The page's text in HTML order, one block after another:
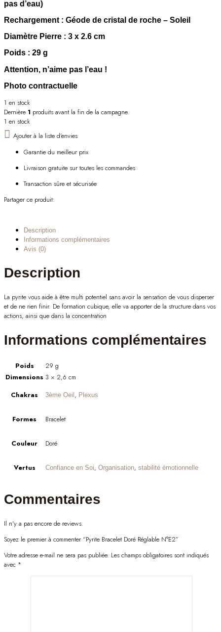
pas d’eau)
Rechargement : Géode de cristal de roche – Soleil
Diamètre Pierre : 3 x 2.6 cm
Poids : 29 g
Attention, n’aime pas l’eau !
Photo contractuelle
1 en stock
Dernière 1 produits avant la fin de la campagne.
1 en stock
Ajouter à la liste d'envies
Garantie du meilleur prix
Livraison gratuite sur toutes les commandes
Transaction sûre et sécurisée
Partager ce produit:
Description
Informations complémentaires
Avis (0)
Description
La pyrite vous aide à être multi potentiel sans avoir la sensation de vous disperser
et de ne rien finir. De formation cubique, elle va apporter de la structure dans vos
actions, ainsi que dans la concentration
Informations complémentaires
Poids
29 g
Dimensions 3 × 2,6 cm
Chakras
3ème Oeil , Plexus
Formes Bracelet
Couleur Doré
Vertus Confiance en Soi, Organisation, stabilité émotionnelle
Commentaires
Il n'y a pas encore de reviews.
Soyez le premier à commenter “Pyrite Bracelet Doré Réglable N°E2”
Votre adresse e-mail ne sera pas publiée. Les champs obligatoires sont indiqués
avec *